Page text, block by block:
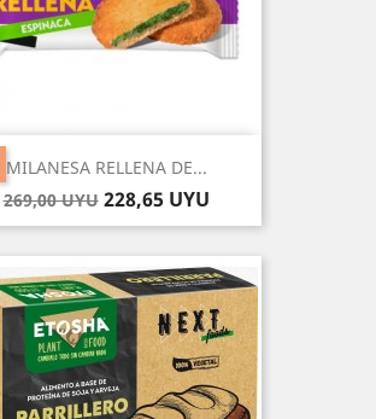
MILANESA RELLENA DE...
Precio
base
269,00 UYU Precio
228,65 UYU